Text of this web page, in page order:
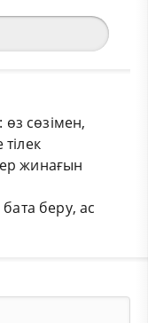
өз сөзімен,
жинағын
беру, ас